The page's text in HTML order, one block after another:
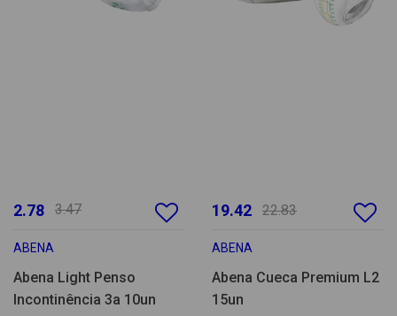
2.78 3.47
ABENA
Abena Light Penso
Incontinência 3a 10un
19.42 22.83
ABENA
Abena Cueca Premium L2
15un